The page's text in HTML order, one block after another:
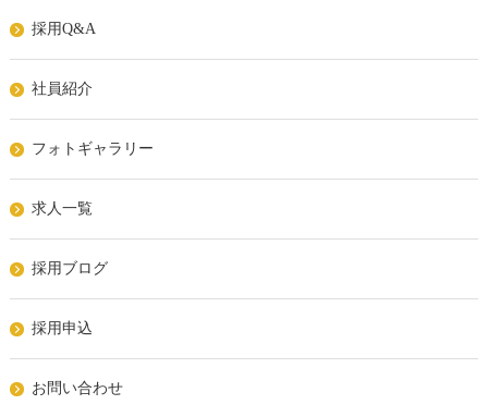
採用Q&A
社員紹介
フォトギャラリー
求人一覧
採用ブログ
採用申込
お問い合わせ